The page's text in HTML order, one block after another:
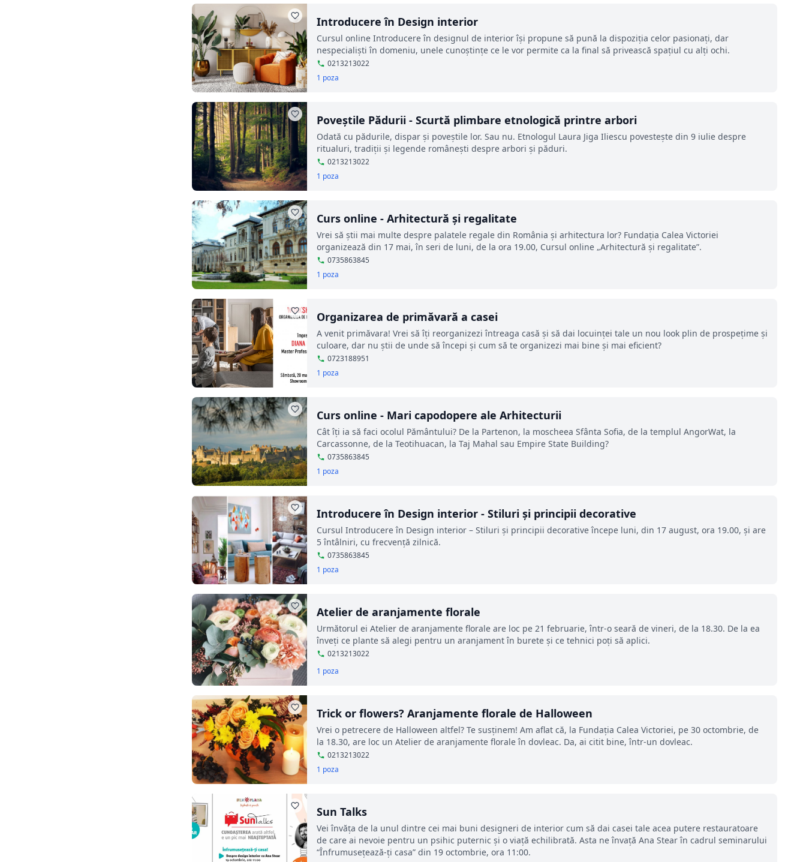
Introducere în Design interior
Cursul online Introducere în designul de interior îşi propune să pună la dispoziţia celor pasionaţi, dar
nespecialişti în domeniu, unele cunoştinţe ce le vor permite ca la final să privească spaţiul cu alţi ochi.
0213213022
1 poza
Poveştile Pădurii - Scurtă plimbare etnologică printre arbori
Odată cu pădurile, dispar și poveștile lor. Sau nu. Etnologul Laura Jiga Iliescu povestește din 9 iulie despre
ritualuri, tradiții și legende românești despre arbori și păduri.
0213213022
1 poza
Curs online - Arhitectură şi regalitate
Vrei să știi mai multe despre palatele regale din România și arhitectura lor? Fundația Calea Victoriei
organizează din 17 mai, în seri de luni, de la ora 19.00, Cursul online „Arhitectură și regalitate”.
0735863845
1 poza
Organizarea de primăvară a casei
A venit primăvara! Vrei să îţi reorganizezi întreaga casă şi să dai locuinţei tale un nou look plin de prospeţime şi
culoare, dar nu știi de unde să începi și cum să te organizezi mai bine și mai eficient?
0723188951
1 poza
Curs online - Mari capodopere ale Arhitecturii
Cât îți ia să faci ocolul Pământului? De la Partenon, la moscheea Sfânta Sofia, de la templul AngorWat, la
Carcassonne, de la Teotihuacan, la Taj Mahal sau Empire State Building?
0735863845
1 poza
Introducere în Design interior - Stiluri şi principii decorative
Cursul Introducere în Design interior – Stiluri și principii decorative începe luni, din 17 august, ora 19.00, și are
5 întâlniri, cu frecvență zilnică.
0735863845
1 poza
Atelier de aranjamente florale
Următorul ei Atelier de aranjamente florale are loc pe 21 februarie, într-o seară de vineri, de la 18.30. De la ea
înveți ce plante să alegi pentru un aranjament în burete și ce tehnici poți să aplici.
0213213022
1 poza
Trick or flowers? Aranjamente florale de Halloween
Vrei o petrecere de Halloween altfel? Te susținem! Am aflat că, la Fundația Calea Victoriei, pe 30 octombrie, de
la 18.30, are loc un Atelier de aranjamente florale în dovleac. Da, ai citit bine, într-un dovleac.
0213213022
1 poza
Sun Talks
Vei învăța de la unul dintre cei mai buni designeri de interior cum să dai casei tale acea putere restauratoare
de care ai nevoie pentru un psihic puternic și o viață echilibrată. Asta ne învață Ana Stear în cadrul seminarului
“Înfrumusețează-ți casa” din 19 octombrie, ora 11:00.